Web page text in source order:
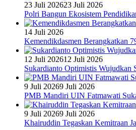
23 Juli 202623 Juli 2026
Polri Bangun Ekosistem
14 Juli 2026
Kemendikdasmen Berangkatkan
12 Juli 202612 Juli 2026
Sukardianto Optimistis Wujudkan
9 Juli 20269 Juli 2026
PMB Mandiri UIN Fatmawati
9 Juli 20269 Juli 2026
Khairuddin Tegaskan Kemitraan